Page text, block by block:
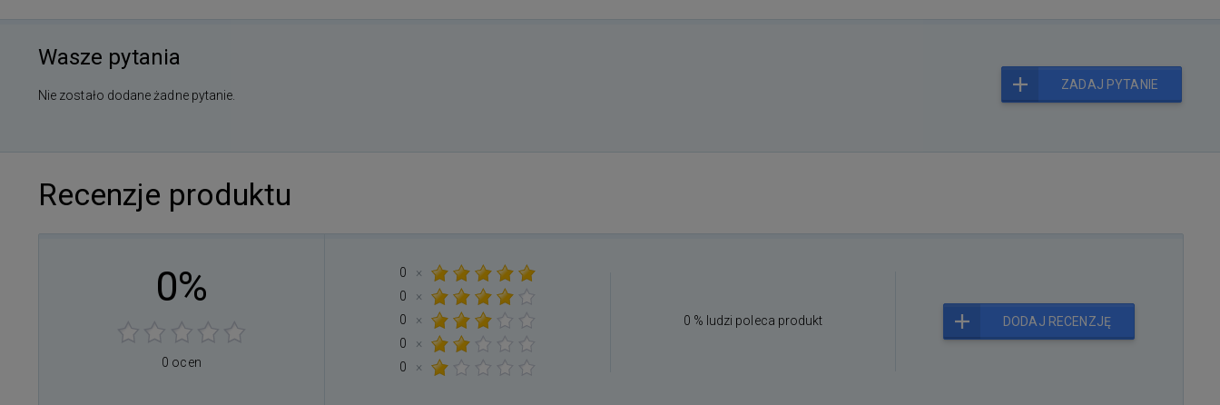
Wasze pytania
ZADAJ PYTANIE
Nie zostało dodane żadne pytanie.
Recenzje produktu
0%
0 ocen
0
×
0
×
0
×
0
×
0
×
0 % ludzi poleca produkt DODAJ RECENZJĘ